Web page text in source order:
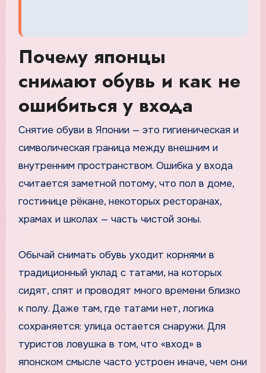
Почему японцы
снимают обувь и как не
ошибиться у входа
Снятие обуви в Японии — это гигиеническая и
символическая граница между внешним и
внутренним пространством. Ошибка у входа
считается заметной потому, что пол в доме,
гостинице рёкане, некоторых ресторанах,
храмах и школах — часть чистой зоны.
Обычай снимать обувь уходит корнями в
традиционный уклад с татами, на которых
сидят, спят и проводят много времени близко
к полу. Даже там, где татами нет, логика
сохраняется: улица остается снаружи. Для
туристов ловушка в том, что «вход» в
японском смысле часто устроен иначе, чем они